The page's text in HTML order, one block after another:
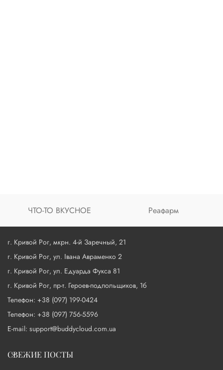
ЧТО-ТО ВКУСНОЕ Реафарм
г. Кривой Рог, мкрн. 4-й Заречный, 21
г. Кривой Рог, ул. Івана Авраменко 2
г. Кривой Рог, ул. Едуарда Фукса 81
г. Кривой Рог, пр-т. Героев-подпольщиков, 1б
Телефон: +38 (097) 199-0424
Телефон: +38 (097) 756-5596
E-mail: support@buddycloud.com.ua
СВЕЖИЕ ПОСТЫ